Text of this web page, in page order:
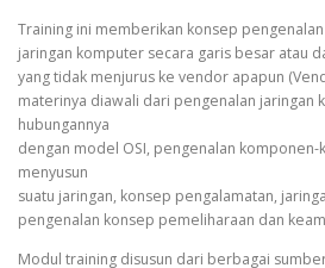
Training ini memberikan konsep
jaringan komputer secara garis besar atau
yang tidak menjurus ke vendor apapun
materinya diawali dari pengenalan jaringan
hubungannya
dengan model OSI, pengenalan
menyusun
suatu jaringan, konsep pengalamatan,
pengenalan konsep pemeliharaan dan
Modul training disusun dari berbagai